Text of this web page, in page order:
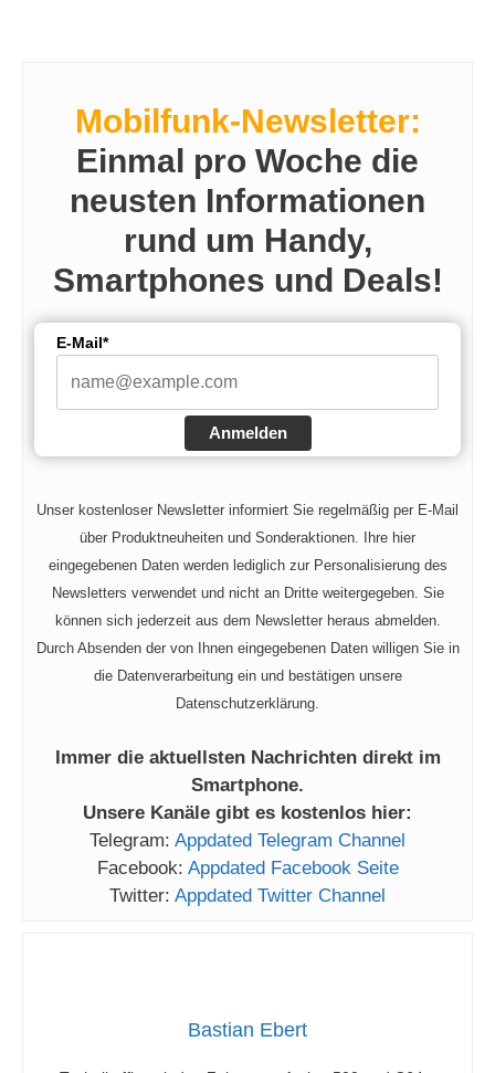
Mobilfunk-Newsletter:
Einmal pro Woche die
neusten Informationen
rund um Handy,
Smartphones und Deals!
E-Mail*
Anmelden
Unser kostenloser Newsletter informiert Sie regelmäßig per E-Mail
über Produktneuheiten und Sonderaktionen. Ihre hier
eingegebenen Daten werden lediglich zur Personalisierung des
Newsletters verwendet und nicht an Dritte weitergegeben. Sie
können sich jederzeit aus dem Newsletter heraus abmelden.
Durch Absenden der von Ihnen eingegebenen Daten willigen Sie in
die Datenverarbeitung ein und bestätigen unsere
Datenschutzerklärung.
Immer die aktuellsten Nachrichten direkt im
Smartphone.
Unsere Kanäle gibt es kostenlos hier:
Telegram: Appdated Telegram Channel
Facebook: Appdated Facebook Seite
Twitter: Appdated Twitter Channel
Bastian Ebert